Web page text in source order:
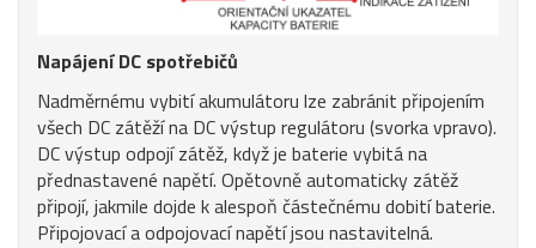
Napájení DC spotřebičů
Nadměrnému vybití akumulátoru lze zabránit připojením
všech DC zátěží na DC výstup regulátoru (svorka vpravo).
DC výstup odpojí zátěž, když je baterie vybitá na
přednastavené napětí. Opětovně automaticky zátěž
připojí, jakmile dojde k alespoň částečnému dobití baterie.
Připojovací a odpojovací napětí jsou nastavitelná.